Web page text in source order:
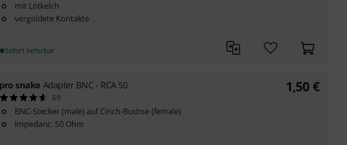
mit Lötkelch
vergoldete Kontakte
Sofort lieferbar
pro snake Adapter BNC - RCA 50
69
BNC-Stecker (male) auf Cinch-Buchse (female)
Impedanz: 50 Ohm
1,50 €